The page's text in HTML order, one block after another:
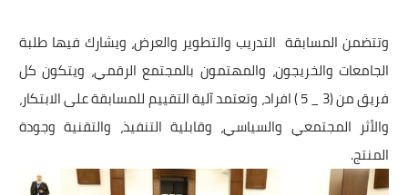
وتتضمن المسابقة التدريب والتطوير والعرض، ويشارك فيها طلبة
الجامعات والخريجون، والمهتمون بالمجتمع الرقمي، ويتكون كل
فريق من (3 _ 5 ) افراد، وتعتمد آلية التقييم للمسابقة على الابتكار،
والأثر المجتمعي والسياسي، وقابلية التنفيذ، والتقنية وجودة
المنتج.
الصورة